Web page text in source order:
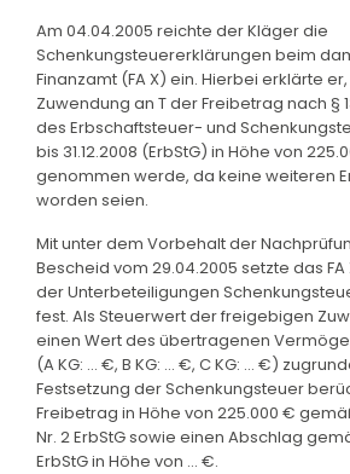
Am 04.04.2005 reichte der Kläger die
Schenkungsteuererklärungen beim
Finanzamt (FA X) ein. Hierbei erklärte
Zuwendung an T der Freibetrag nach §
des Erbschaftsteuer- und
bis 31.12.2008 (ErbStG) in Höhe von
genommen werde, da keine weiteren
worden seien.
Mit unter dem Vorbehalt der
Bescheid vom 29.04.2005 setzte das FA
der Unterbeteiligungen
fest. Als Steuerwert der freigebigen
einen Wert des übertragenen
(A KG: ... €, B KG: ... €, C KG: ... €)
Festsetzung der Schenkungsteuer
Freibetrag in Höhe von 225.000 € gemäß
Nr. 2 ErbStG sowie einen Abschlag
ErbStG in Höhe von ... €.